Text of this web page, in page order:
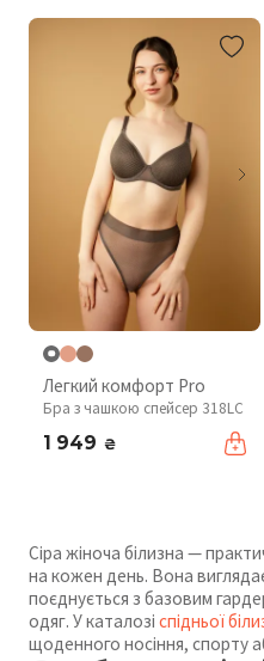
Легкий комфорт Pro
Бра з чашкою спейсер 318LC
1 949 ₴
Сіра жіноча білизна —
на кожен день. Вона
поєднується з базовим
одяг. У каталозі спідньої
щоденного носіння, спорту